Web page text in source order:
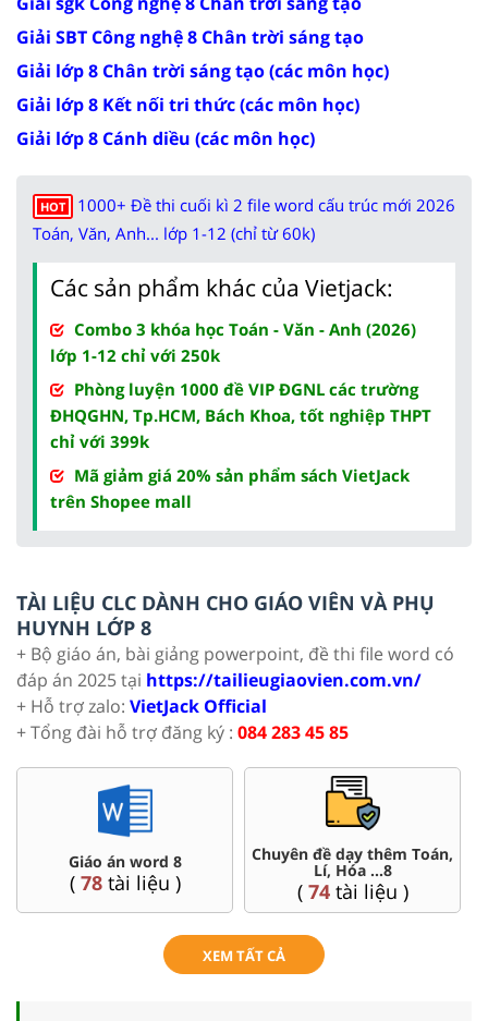
Giải SBT Công nghệ 8 Chân trời sáng tạo
Giải lớp 8 Chân trời sáng tạo (các môn học)
Giải lớp 8 Kết nối tri thức (các môn học)
Giải lớp 8 Cánh diều (các môn học)
HOT
1000+ Đề thi cuối kì 2 file word cấu trúc mới 2026
Toán, Văn, Anh... lớp 1-12 (chỉ từ 60k)
Các sản phẩm khác của Vietjack:
Combo 3 khóa học Toán - Văn - Anh (2026)
lớp 1-12 chỉ với 250k
Phòng luyện 1000 đề VIP ĐGNL các trường
ĐHQGHN, Tp.HCM, Bách Khoa, tốt nghiệp THPT
chỉ với 399k
Mã giảm giá 20% sản phẩm sách VietJack
trên Shopee mall
TÀI LIỆU CLC DÀNH CHO GIÁO VIÊN VÀ PHỤ
HUYNH LỚP 8
+ Bộ giáo án, bài giảng powerpoint, đề thi file word có
đáp án 2025 tại https://tailieugiaovien.com.vn/
+ Hỗ trợ zalo: VietJack Official
+ Tổng đài hỗ trợ đăng ký : 084 283 45 85
Giáo án word 8
( 78tài liệu )
Chuyên đề dạy thêm Toán,
Lí, Hóa ...8
( 74tài liệu )
XEM TẤT CẢ